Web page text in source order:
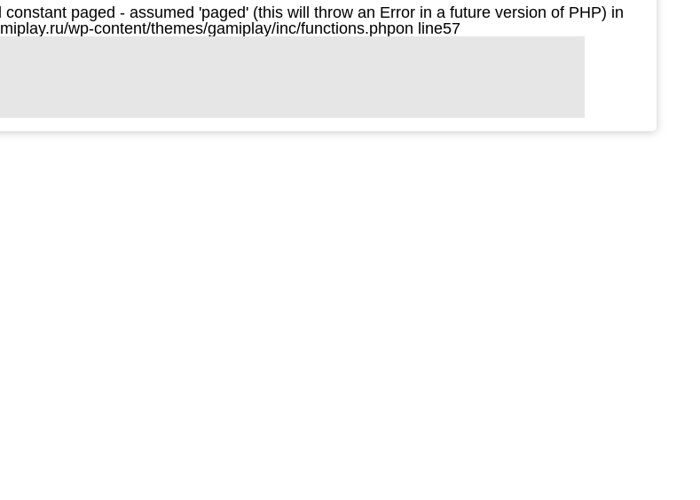
constant paged - assumed 'paged' (this will throw an Error in a future version of PHP) in
wp-content/themes/gamiplay/inc/functions.phpon line57